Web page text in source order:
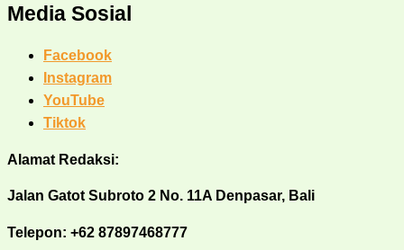
Media Sosial
Facebook
Instagram
YouTube
Tiktok
Alamat Redaksi:
Jalan Gatot Subroto 2 No. 11A Denpasar, Bali
Telepon: +62 87897468777